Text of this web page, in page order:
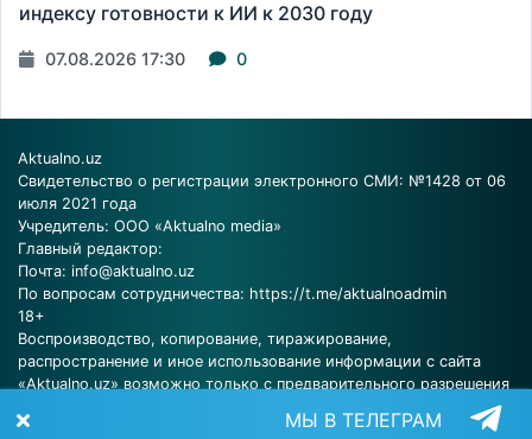
индексу готовности к ИИ к 2030 году
07.08.2026 17:30 0
Aktualno.uz
Свидетельство о регистрации электронного СМИ: №1428 от 06
июля 2021 года
Учредитель: ООО «Aktualno media»
Главный редактор:
Почта: info@aktualno.uz
По вопросам сотрудничества: https://t.me/aktualnoadmin
18+
Воспроизводство, копирование, тиражирование,
распространение и иное использование информации с сайта
«Aktualno.uz» возможно только с предварительного разрешения
МЫ В ТЕЛЕГРАМ